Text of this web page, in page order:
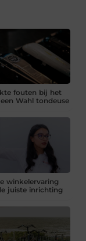
fouten bij het
Wahl tondeuse
winkelervaring
juiste inrichting